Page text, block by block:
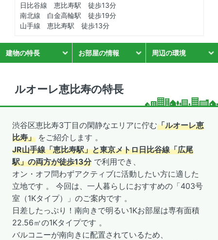
日比谷線 恵比寿駅 徒歩13分
南北線 白金高輪駅 徒歩19分
山手線 恵比寿駅 徒歩13分
建物の特長 お部屋の情報 周辺の環境
ルオーレ恵比寿の特長
渋谷区恵比寿3丁目の閑静なエリアに佇む「ルオーレ恵
比寿」 をご紹介します 。
JR山手線「恵比寿駅」と東京メトロ日比谷線「広尾
駅」の両方が徒歩13分で利用でき、
オン・オフ問わずアクティブに活動したい方に適した
立地です 。 今回は、一人暮らしにおすすめの「403号
室（1Kタイプ）」のご案内です 。
日差したっぷり！南向きで明るい1Kお部屋は専有面積
22.56㎡の1Kタイプです 。
バルコニーが南向きに配置されているため、